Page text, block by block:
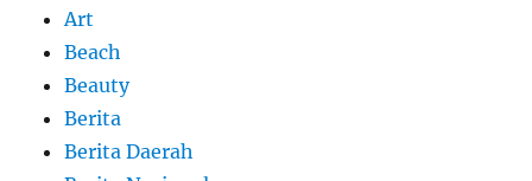
Art
Beach
Beauty
Berita
Berita Daerah